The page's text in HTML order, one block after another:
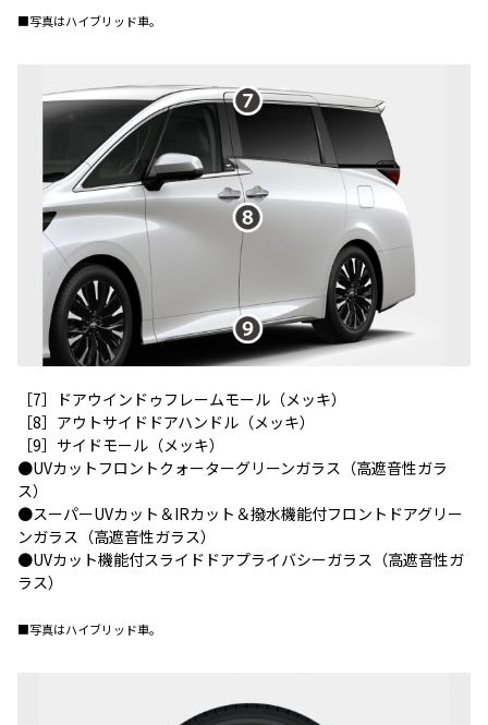
■写真はハイブリッド車。
［7］ドアウインドゥフレームモール（メッキ）
［8］アウトサイドドアハンドル（メッキ）
［9］サイドモール（メッキ）
●UVカットフロントクォーターグリーンガラス（高遮音性ガラ
ス）
●スーパーUVカット＆IRカット＆撥水機能付フロントドアグリー
ンガラス（高遮音性ガラス）
●UVカット機能付スライドドアプライバシーガラス（高遮音性ガ
ラス）
■写真はハイブリッド車。